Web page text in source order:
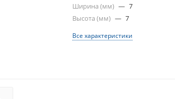
Ширина (мм) — 7
Высота (мм) — 7
Все характеристики